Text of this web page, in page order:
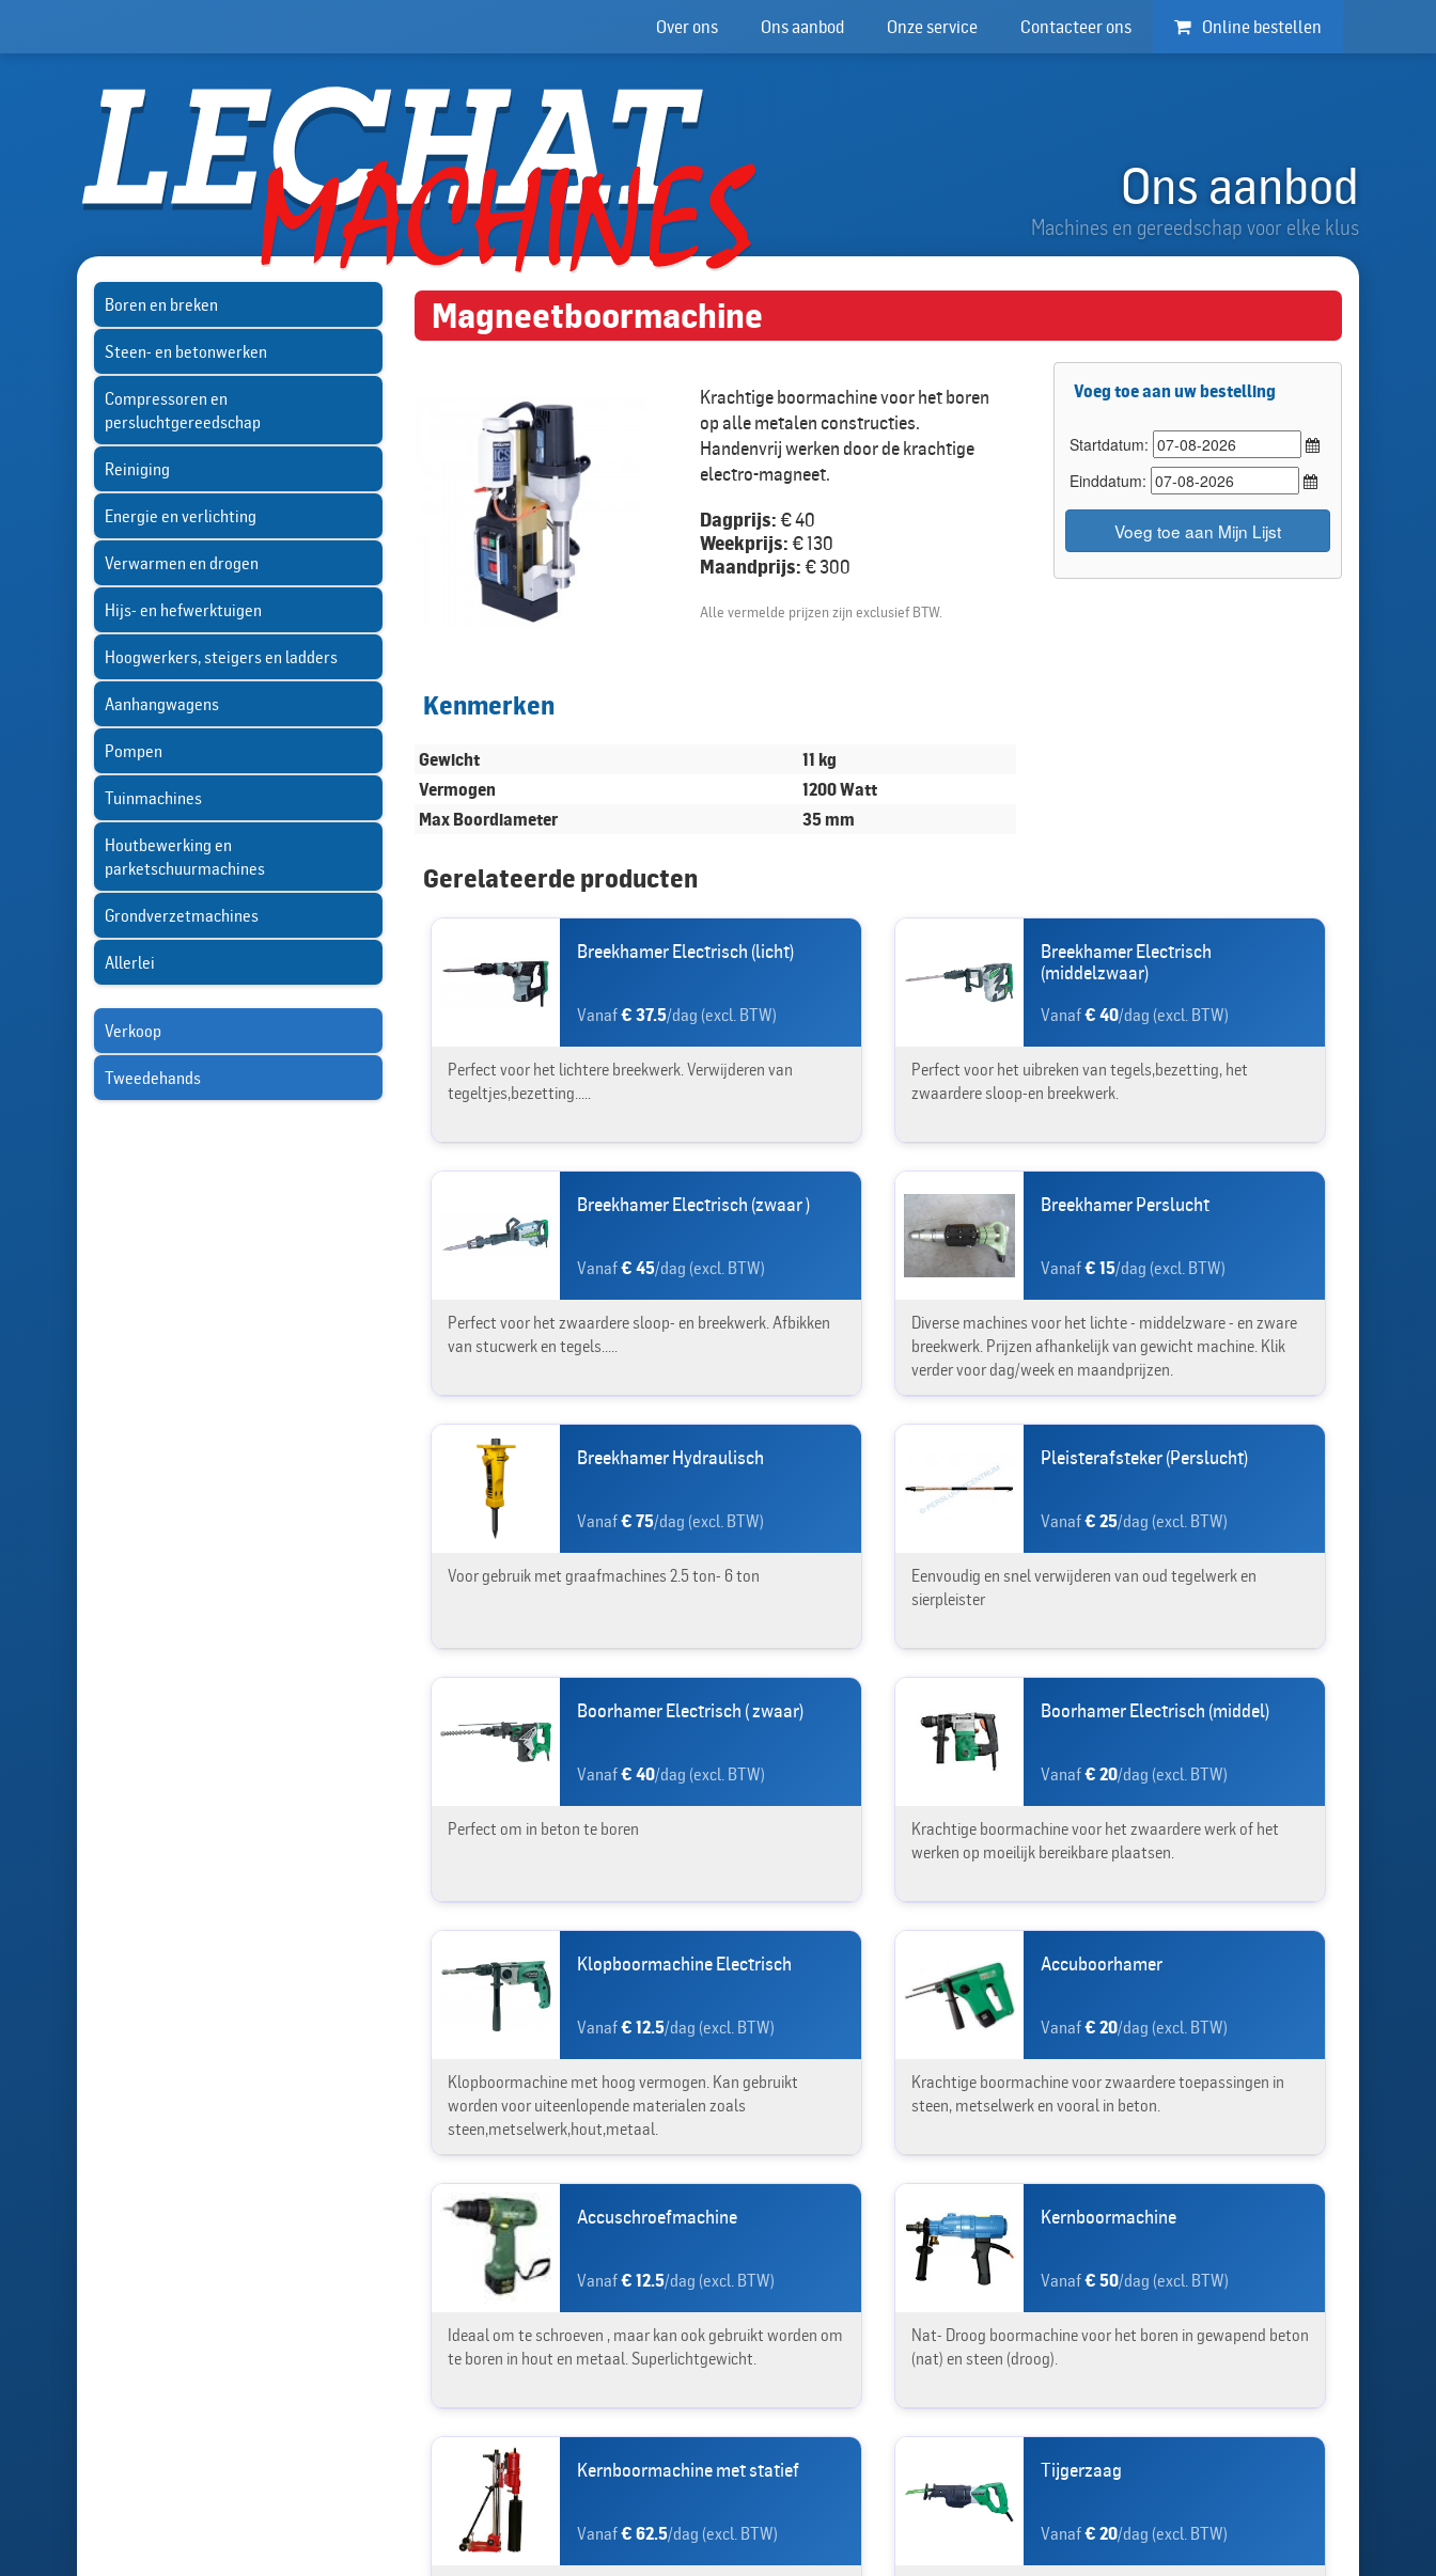
Over ons Ons aanbod Onze service Contacteer ons Online bestellen
Ons aanbod
Machines en gereedschap voor elke klus
Boren en breken
Steen- en betonwerken
Compressoren en
persluchtgereedschap
Reiniging
Energie en verlichting
Verwarmen en drogen
Hijs- en hefwerktuigen
Hoogwerkers, steigers en ladders
Aanhangwagens
Pompen
Tuinmachines
Houtbewerking en
parketschuurmachines
Grondverzetmachines
Allerlei
Verkoop
Tweedehands
Magneetboormachine
Krachtige boormachine voor het boren
op alle metalen constructies.
Handenvrij werken door de krachtige
electro-magneet.
Dagprijs: € 40
Weekprijs: € 130
Maandprijs: € 300
Alle vermelde prijzen zijn exclusief BTW.
Kenmerken
Gewicht
11 kg
Vermogen
1200 Watt
Max Boordiameter
35 mm
Voeg toe aan uw bestelling
Startdatum:
Einddatum:
Voeg toe aan Mijn Lijst
Gerelateerde producten
Breekhamer Electrisch (licht)
Vanaf€ 37.5/dag (excl. BTW)
Perfect voor het lichtere breekwerk. Verwijderen van
tegeltjes,bezetting.....
Breekhamer Electrisch
(middelzwaar)
Vanaf€ 40/dag (excl. BTW)
Perfect voor het uibreken van tegels,bezetting, het
zwaardere sloop-en breekwerk.
Breekhamer Electrisch (zwaar )
Vanaf€ 45/dag (excl. BTW)
Perfect voor het zwaardere sloop- en breekwerk. Afbikken
van stucwerk en tegels.....
Breekhamer Perslucht
Vanaf€ 15/dag (excl. BTW)
Diverse machines voor het lichte - middelzware - en zware
breekwerk. Prijzen afhankelijk van gewicht machine. Klik
verder voor dag/week en maandprijzen.
Breekhamer Hydraulisch
Vanaf€ 75/dag (excl. BTW)
Voor gebruik met graafmachines 2.5 ton- 6 ton
Pleisterafsteker (Perslucht)
Vanaf€ 25/dag (excl. BTW)
Eenvoudig en snel verwijderen van oud tegelwerk en
sierpleister
Boorhamer Electrisch ( zwaar)
Vanaf€ 40/dag (excl. BTW)
Perfect om in beton te boren
Boorhamer Electrisch (middel)
Vanaf€ 20/dag (excl. BTW)
Krachtige boormachine voor het zwaardere werk of het
werken op moeilijk bereikbare plaatsen.
Klopboormachine Electrisch
Vanaf€ 12.5/dag (excl. BTW)
Klopboormachine met hoog vermogen. Kan gebruikt
worden voor uiteenlopende materialen zoals
steen,metselwerk,hout,metaal.
Accuboorhamer
Vanaf€ 20/dag (excl. BTW)
Krachtige boormachine voor zwaardere toepassingen in
steen, metselwerk en vooral in beton.
Accuschroefmachine
Vanaf€ 12.5/dag (excl. BTW)
Ideaal om te schroeven , maar kan ook gebruikt worden om
te boren in hout en metaal. Superlichtgewicht.
Kernboormachine
Vanaf€ 50/dag (excl. BTW)
Nat- Droog boormachine voor het boren in gewapend beton
(nat) en steen (droog).
Kernboormachine met statief
Vanaf€ 62.5/dag (excl. BTW)
Tijgerzaag
Vanaf€ 20/dag (excl. BTW)